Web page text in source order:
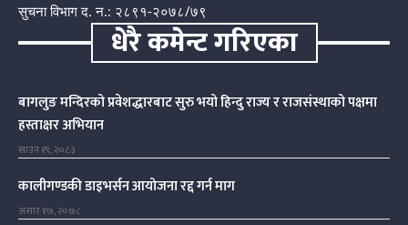
सुचना विभाग द. न.: २८९१-२०७८/७९
धेरै कमेन्ट गरिएका
बागलुङ मन्दिरको प्रवेशद्धारबाट सुरु भयो हिन्दु राज्य र राजसंस्थाको पक्षमा
हस्ताक्षर अभियान
साउन १९, २०८३
कालीगण्डकी डाइभर्सन आयोजना रद्द गर्न माग
असार १७, २०७८